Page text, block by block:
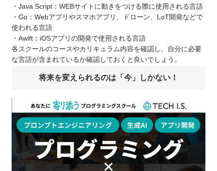
・Java Script：WEBサイトに動きをつける際に使用される言語
・Go：Webアプリやスマホアプリ、ドローン、LoT開発などで
使われる言語
・Awift：iOSアプリの開発で使用される言語
各スクールのコースやカリキュラム内容を確認し、自分に必要
な言語が含まれているか確認しておくと良いでしょう。
将来を変えられるのは「今」しかない！